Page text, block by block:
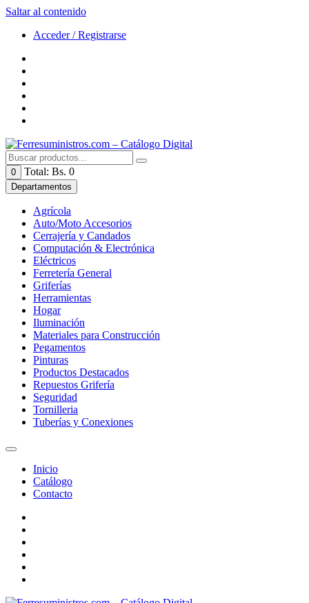
Saltar al contenido
Acceder / Registrarse
0 Total: Bs. 0
Departamentos
Agrícola
Auto/Moto Accesorios
Cerrajería y Candados
Computación & Electrónica
Eléctricos
Ferretería General
Griferías
Herramientas
Hogar
Iluminación
Materiales para Construcción
Pegamentos
Pinturas
Productos Destacados
Repuestos Grifería
Seguridad
Tornilleria
Tuberías y Conexiones
Inicio
Catálogo
Contacto